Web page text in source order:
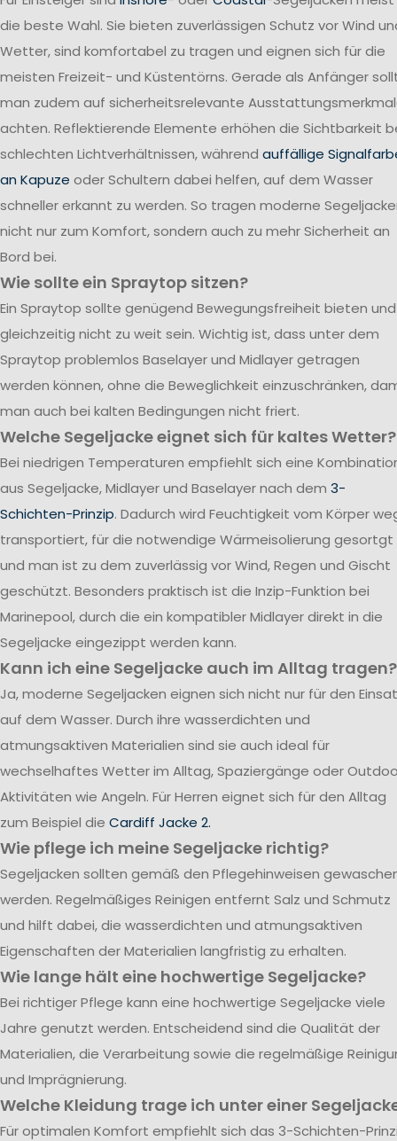
die beste Wahl. Sie bieten zuverlässigen Schutz vor Wind
Wetter, sind komfortabel zu tragen und eignen sich für die
meisten Freizeit- und Küstentörns. Gerade als Anfänger
man zudem auf sicherheitsrelevante
achten. Reflektierende Elemente erhöhen die Sichtbarkeit
schlechten Lichtverhältnissen, während auffällige
an Kapuze oder Schultern dabei helfen, auf dem Wasser
schneller erkannt zu werden. So tragen moderne
nicht nur zum Komfort, sondern auch zu mehr Sicherheit an
Bord bei.
Wie sollte ein Spraytop sitzen?
Ein Spraytop sollte genügend Bewegungsfreiheit bieten und
gleichzeitig nicht zu weit sein. Wichtig ist, dass unter dem
Spraytop problemlos Baselayer und Midlayer getragen
werden können, ohne die Beweglichkeit einzuschränken,
man auch bei kalten Bedingungen nicht friert.
Welche Segeljacke eignet sich für kaltes Wetter?
Bei niedrigen Temperaturen empfiehlt sich eine
aus Segeljacke, Midlayer und Baselayer nach dem 3-
Schichten-Prinzip. Dadurch wird Feuchtigkeit vom Körper
transportiert, für die notwendige Wärmeisolierung gesortgt
und man ist zu dem zuverlässig vor Wind, Regen und Gischt
geschützt. Besonders praktisch ist die Inzip-Funktion bei
Marinepool, durch die ein kompatibler Midlayer direkt in die
Segeljacke eingezippt werden kann.
Kann ich eine Segeljacke auch im Alltag tragen?
Ja, moderne Segeljacken eignen sich nicht nur für den
auf dem Wasser. Durch ihre wasserdichten und
atmungsaktiven Materialien sind sie auch ideal für
wechselhaftes Wetter im Alltag, Spaziergänge oder
Aktivitäten wie Angeln. Für Herren eignet sich für den Alltag
zum Beispiel die Cardiff Jacke 2.
Wie pflege ich meine Segeljacke richtig?
Segeljacken sollten gemäß den Pflegehinweisen
werden. Regelmäßiges Reinigen entfernt Salz und Schmutz
und hilft dabei, die wasserdichten und atmungsaktiven
Eigenschaften der Materialien langfristig zu erhalten.
Wie lange hält eine hochwertige Segeljacke?
Bei richtiger Pflege kann eine hochwertige Segeljacke viele
Jahre genutzt werden. Entscheidend sind die Qualität der
Materialien, die Verarbeitung sowie die regelmäßige
und Imprägnierung.
Welche Kleidung trage ich unter einer
Für optimalen Komfort empfiehlt sich das 3-Schichten-